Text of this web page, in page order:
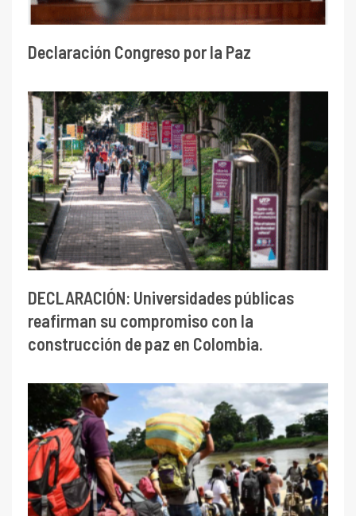
Declaración Congreso por la Paz
DECLARACIÓN: Universidades públicas
reafirman su compromiso con la
construcción de paz en Colombia.